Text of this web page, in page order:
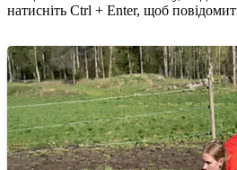
натисніть Ctrl + Enter, щоб